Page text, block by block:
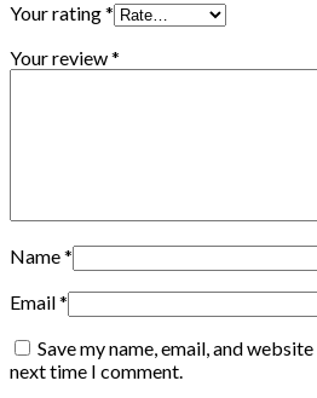
Your rating*
Your review*
Name*
Email*
Save my name, email, and
next time I comment.